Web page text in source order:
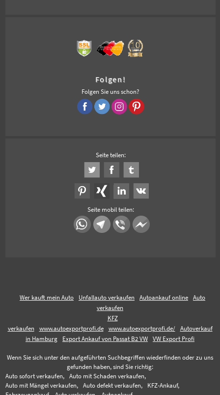
Folgen!
Folgen Sie uns schon?
Seite teilen:
Seite mobil teilen:
Wer kauft mein Auto Unfallauto verkaufen Autoankauf online
Auto
verkaufen
KFZ
verkaufen
www.autoexportprofi.de www.autoexportprofi.de/
Autoverkauf
in Hamburg
Export Ankauf von Passat B2 VW VW Export Profi
Wenn Sie sich unter den aufgeführten Suchbegriffen wiederfinden oder zu uns
gefunden haben, sind Sie richtig:
Auto sofort verkaufen,
Auto mit Schaden verkaufen,
Auto mit Mängel verkaufen,
Auto defekt verkaufen,
KFZ-Ankauf,